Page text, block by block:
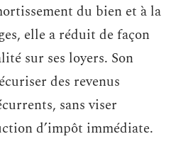
du bien et à la
elle a réduit de façon
sur ses loyers. Son
des revenus
sans viser
d’impôt immédiate.